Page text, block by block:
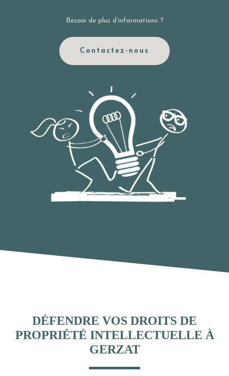
Besoin de plus d’informations ?
Contactez-nous
DÉFENDRE VOS DROITS DE
PROPRIÉTÉ INTELLECTUELLE À
GERZAT